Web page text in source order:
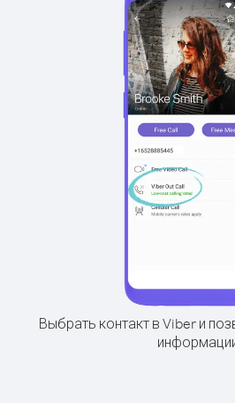
Выбрать контакт в Viber и